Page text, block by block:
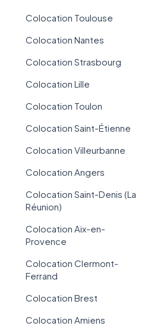
Colocation Toulouse
Colocation Nantes
Colocation Strasbourg
Colocation Lille
Colocation Toulon
Colocation Saint-Étienne
Colocation Villeurbanne
Colocation Angers
Colocation Saint-Denis (La
Réunion)
Colocation Aix-en-
Provence
Colocation Clermont-
Ferrand
Colocation Brest
Colocation Amiens